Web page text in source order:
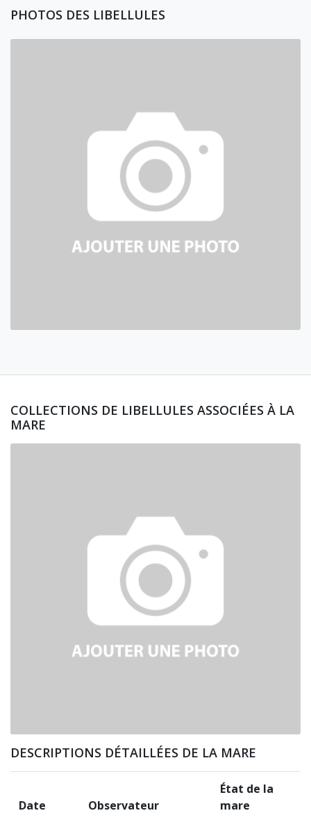
PHOTOS DES LIBELLULES
COLLECTIONS DE LIBELLULES ASSOCIÉES À LA
MARE
DESCRIPTIONS DÉTAILLÉES DE LA MARE
Date Observateur
État de la
mare